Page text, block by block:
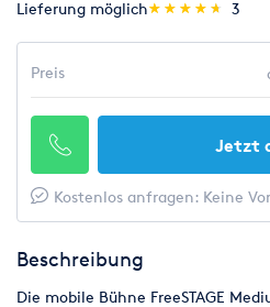
Lieferung möglich(*)
★
★
(*)★
★
(*) ★
★
(*) ★
★
(*) ★
★ 3
Preis
Jetzt
Kostenlos anfragen: Keine
Beschreibung
Die mobile Bühne FreeSTAGE